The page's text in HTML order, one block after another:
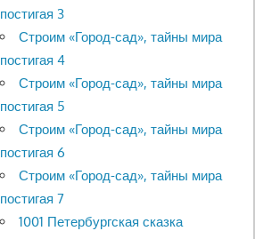
постигая 3
Строим «Город-сад», тайны мира
постигая 4
Строим «Город-сад», тайны мира
постигая 5
Строим «Город-сад», тайны мира
постигая 6
Строим «Город-сад», тайны мира
постигая 7
1001 Петербургская сказка